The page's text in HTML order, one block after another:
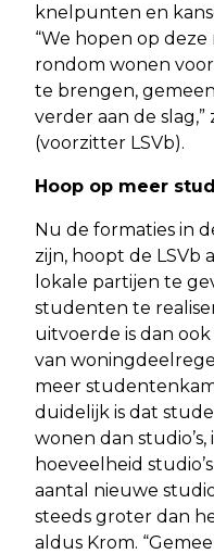
knelpunten en
“We hopen op
rondom wonen
te brengen,
verder aan de
(voorzitter LSVb).
Hoop op meer
Nu de formaties in
zijn, hoopt de LSVb
lokale partijen te
studenten te
uitvoerde is dan
van
meer
duidelijk is dat
wonen dan
hoeveelheid
aantal nieuwe
steeds groter dan
aldus Krom.